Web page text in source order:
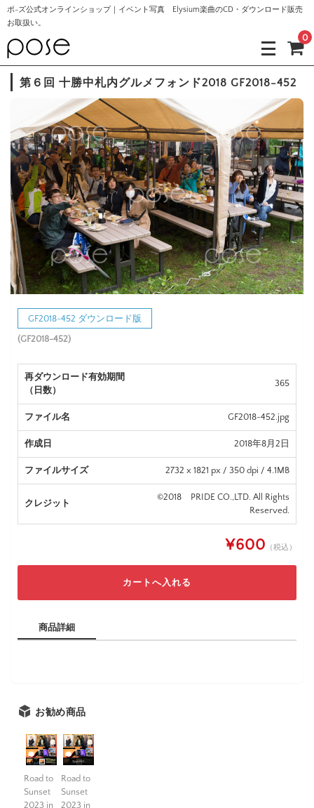
ポ-ズ公式オンラインショップ｜イベント写真 Elysium楽曲のCD・ダウンロード販売
お取扱い。
0
第６回 十勝中札内グルメフォンド2018 GF2018-452
GF2018-452 ダウンロード版
(GF2018-452)
再ダウンロード有効期間
（日数）
365
ファイル名 GF2018-452.jpg
作成日 2018年8月2日
ファイルサイズ 2732 x 1821 px / 350 dpi / 4.1MB
クレジット
©2018 PRIDE CO.,LTD. All Rights
Reserved.
¥600 （税込）
商品詳細
お勧め商品
Road to
Sunset
2023 in
Road to
Sunset
2023 in